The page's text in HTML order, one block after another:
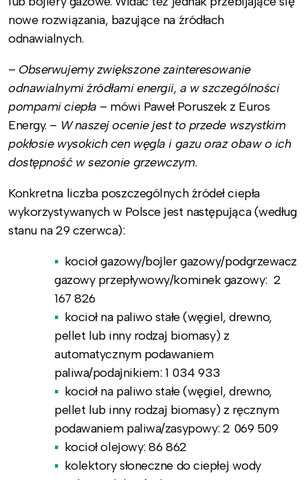
nowe rozwiązania, bazujące na źródłach
odnawialnych.
– Obserwujemy zwiększone zainteresowanie
odnawialnymi źródłami energii, a w szczególności
pompami ciepła – mówi Paweł Poruszek z Euros
Energy. – W naszej ocenie jest to przede wszystkim
pokłosie wysokich cen węgla i gazu oraz obaw o ich
dostępność w sezonie grzewczym.
Konkretna liczba poszczególnych źródeł ciepła
wykorzystywanych w Polsce jest następująca (według
stanu na 29 czerwca):
kocioł gazowy/bojler gazowy/podgrzewacz
gazowy przepływowy/kominek gazowy: 2
167 826
kocioł na paliwo stałe (węgiel, drewno,
pellet lub inny rodzaj biomasy) z
automatycznym podawaniem
paliwa/podajnikiem: 1 034 933
kocioł na paliwo stałe (węgiel, drewno,
pellet lub inny rodzaj biomasy) z ręcznym
podawaniem paliwa/zasypowy:2 069 509
kocioł olejowy:86 862
kolektory słoneczne do ciepłej wody